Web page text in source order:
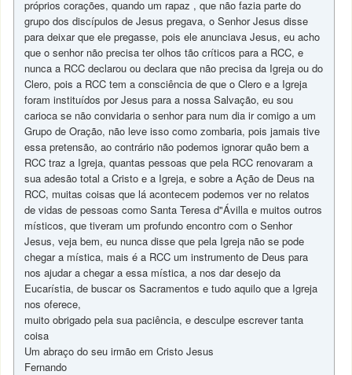
próprios corações, quando um rapaz , que não fazia parte do
grupo dos discípulos de Jesus pregava, o Senhor Jesus disse
para deixar que ele pregasse, pois ele anunciava Jesus, eu acho
que o senhor não precisa ter olhos tão críticos para a RCC, e
nunca a RCC declarou ou declara que não precisa da Igreja ou do
Clero, pois a RCC tem a consciência de que o Clero e a Igreja
foram instituídos por Jesus para a nossa Salvação, eu sou
carioca se não convidaria o senhor para num dia ir comigo a um
Grupo de Oração, não leve isso como zombaria, pois jamais tive
essa pretensão, ao contrário não podemos ignorar quão bem a
RCC traz a Igreja, quantas pessoas que pela RCC renovaram a
sua adesão total a Cristo e a Igreja, e sobre a Ação de Deus na
RCC, muitas coisas que lá acontecem podemos ver no relatos
de vidas de pessoas como Santa Teresa d"Ávilla e muitos outros
místicos, que tiveram um profundo encontro com o Senhor
Jesus, veja bem, eu nunca disse que pela Igreja não se pode
chegar a mística, mais é a RCC um instrumento de Deus para
nos ajudar a chegar a essa mística, a nos dar desejo da
Eucarístia, de buscar os Sacramentos e tudo aquilo que a Igreja
nos oferece,
muito obrigado pela sua paciência, e desculpe escrever tanta
coisa
Um abraço do seu irmão em Cristo Jesus
Fernando